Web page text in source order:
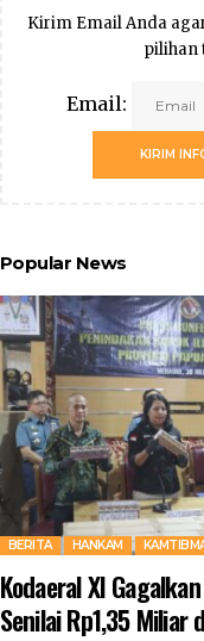
Kirim Email Anda
pilihan
Email:
KIRIM
Popular News
BERITA HANKAM
Kodaeral XI
Senilai Rp1,35 Miliar